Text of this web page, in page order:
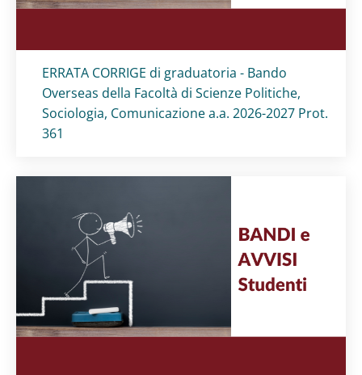
Titolo card:
ERRATA CORRIGE di graduatoria - Bando
Overseas della Facoltà di Scienze Politiche,
Sociologia, Comunicazione a.a. 2026-2027 Prot.
361